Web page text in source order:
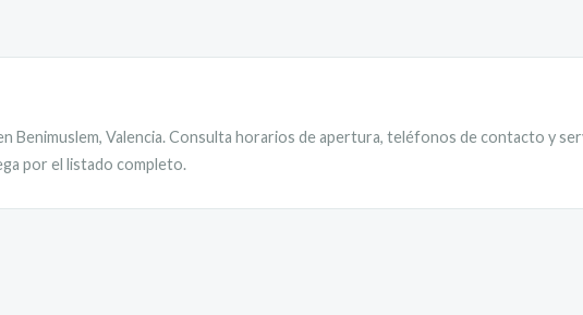
Benimuslem, Valencia. Consulta horarios de apertura, teléfonos de contacto y
por el listado completo.